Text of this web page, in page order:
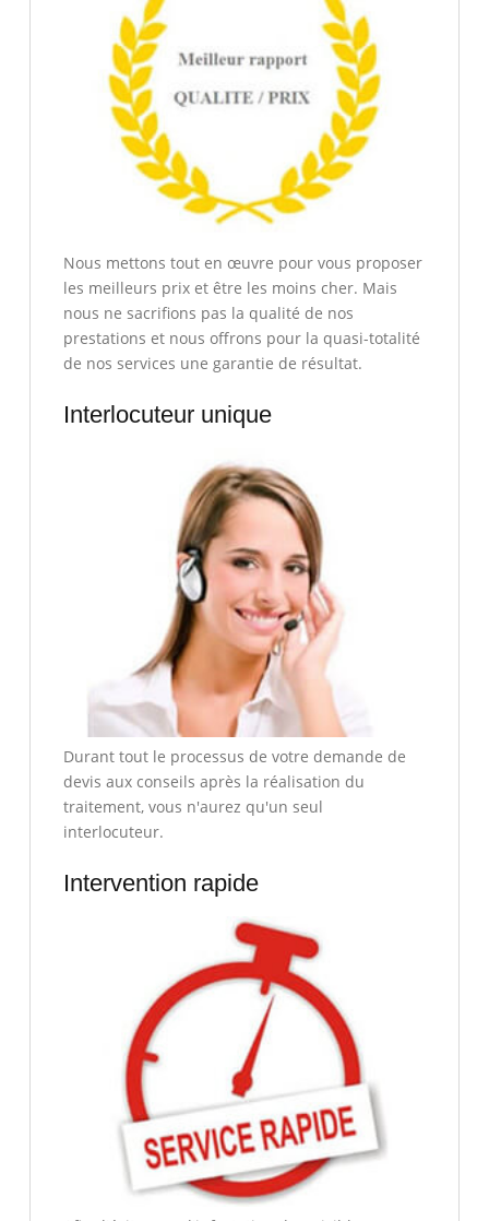
Nous mettons tout en œuvre pour vous proposer
les meilleurs prix et être les moins cher. Mais
nous ne sacrifions pas la qualité de nos
prestations et nous offrons pour la quasi-totalité
de nos services une garantie de résultat.
Interlocuteur unique
Durant tout le processus de votre demande de
devis aux conseils après la réalisation du
traitement, vous n'aurez qu'un seul
interlocuteur.
Intervention rapide